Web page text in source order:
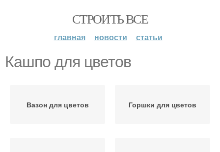
СТРОИТЬ ВСЕ
главная новости статьи
Кашпо для цветов
Вазон для цветов Горшки для цветов